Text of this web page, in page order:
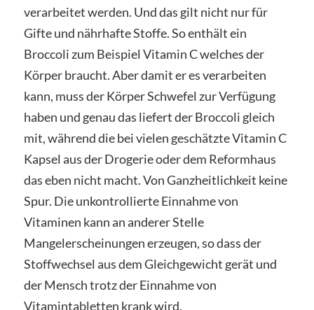
verarbeitet werden. Und das gilt nicht nur für
Gifte und nährhafte Stoffe. So enthält ein
Broccoli zum Beispiel Vitamin C welches der
Körper braucht. Aber damit er es verarbeiten
kann, muss der Körper Schwefel zur Verfügung
haben und genau das liefert der Broccoli gleich
mit, während die bei vielen geschätzte Vitamin C
Kapsel aus der Drogerie oder dem Reformhaus
das eben nicht macht. Von Ganzheitlichkeit keine
Spur. Die unkontrollierte Einnahme von
Vitaminen kann an anderer Stelle
Mangelerscheinungen erzeugen, so dass der
Stoffwechsel aus dem Gleichgewicht gerät und
der Mensch trotz der Einnahme von
Vitamintabletten krank wird.